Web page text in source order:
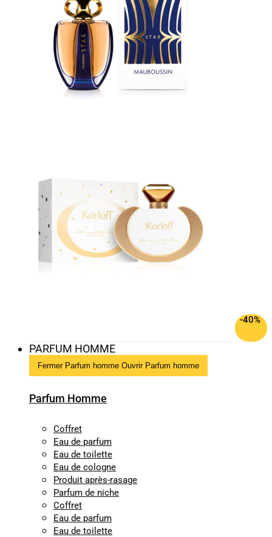
-40%
PARFUM HOMME
Fermer Parfum homme Ouvrir Parfum homme
Parfum Homme
Coffret
Eau de parfum
Eau de toilette
Eau de cologne
Produit après-rasage
Parfum de niche
Coffret
Eau de parfum
Eau de toilette